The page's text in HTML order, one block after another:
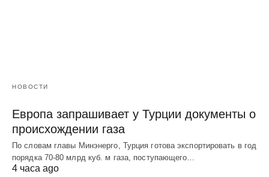
НОВОСТИ
Европа запрашивает у Турции документы о
происхождении газа
По словам главы Минэнерго, Турция готова экспортировать в год
порядка 70-80 млрд куб. м газа, поступающего…
4 часа ago